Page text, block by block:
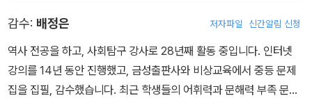
애쓰고 있다. 지은 책으로는 『초등 핵심 요약 독서 고전 문학』, 『하루
10분 한국사 신문』, 『공부 잘하는 아이는 읽기 머리가 다릅니다』, 『초
등 탄탄 논술』, 『한번 보면 입에 착 붙는 사자성어』, 『‘왜’라고 묻는 아
이들』 등이 있다. 홈페이지 : 오쌤의 독서교육 이야기 https://blog.n
감수: 배정은 저자파일 신간알림 신청
역사 전공을 하고, 사회탐구 강사로 28년째 활동 중입니다. 인터넷
강의를 14년 동안 진행했고, 금성출판사와 비상교육에서 중등 문제
집을 집필, 감수했습니다. 최근 학생들의 어휘력과 문해력 부족 문제